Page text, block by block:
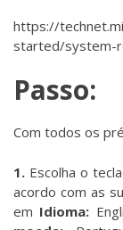
https://
started/system-
Passo:
Com todos os
1. Escolha o
acordo com as
em Idioma: